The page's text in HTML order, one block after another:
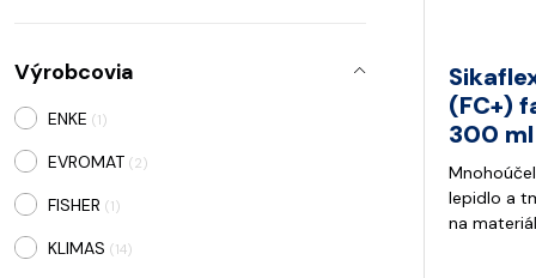
Výrobcovia
ENKE (1)
EVROMAT (2)
FISHER (1)
KLIMAS (14)
(FC+)
300 ml
lepidlo a
na